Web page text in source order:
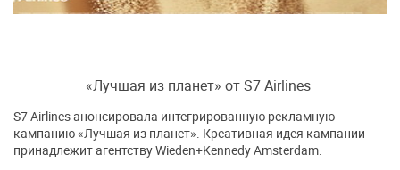
«Лучшая из планет» от S7 Airlines
S7 Airlines анонсировала интегрированную рекламную
кампанию «Лучшая из планет». Креативная идея кампании
принадлежит агентству Wieden+Kennedy Amsterdam.